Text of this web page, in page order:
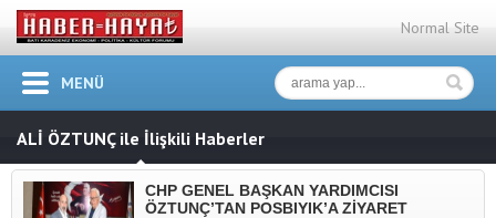
Normal Site
MENÜ
ALİ ÖZTUNÇ ile İlişkili Haberler
CHP GENEL BAŞKAN YARDIMCISI
ÖZTUNÇ’TAN POSBIYIK’A ZİYARET